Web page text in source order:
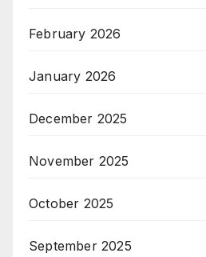
February 2026
January 2026
December 2025
November 2025
October 2025
September 2025